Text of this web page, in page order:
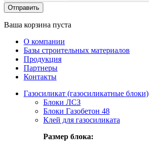
Ваша корзина пуста
О компании
Базы строительных материалов
Продукция
Партнеры
Контакты
Газосиликат (газосиликатные блоки)
Блоки ЛСЗ
Блоки Газобетон 48
Клей для газосиликата
Размер блока: